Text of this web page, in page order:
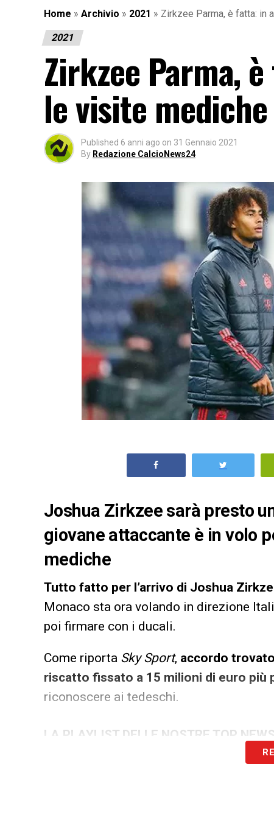
Home » Archivio » 2021 » Zirkzee Parma, è fatta: in
2021
Zirkzee Parma,
le visite mediche
Published 6 anni ago on 31 Gennaio 2021
By Redazione CalcioNews24
Joshua Zirkzee sarà presto
giovane attaccante è in volo
mediche
Tutto fatto per l’arrivo di Joshua
Monaco sta ora volando in direzione
poi firmare con i ducali.
Come riporta Sky Sport, accordo
riscatto fissato a 15 milioni di euro più
riconoscere ai tedeschi.
LA PLAYLIST DELLE NOSTRE TOP NEWS